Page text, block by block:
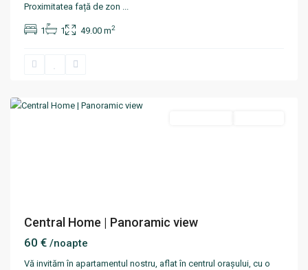
Proximitatea față de zon ...
1 1 49.00 m2
Centru
Central Home | Panoramic view
60 € /noapte
Vă invităm în apartamentul nostru, aflat în centrul orașului, cu o